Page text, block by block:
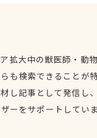
拡大中の獣医師・動
も検索できることが
し記事として発信し
ーをサポートしてい